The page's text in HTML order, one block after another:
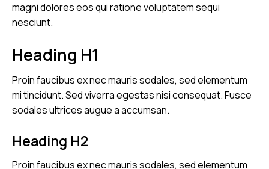
magni dolores eos qui ratione voluptatem sequi
nesciunt.
Heading H1
Proin faucibus ex nec mauris sodales, sed elementum
mi tincidunt. Sed viverra egestas nisi consequat. Fusce
sodales ultrices augue a accumsan.
Heading H2
Proin faucibus ex nec mauris sodales, sed elementum